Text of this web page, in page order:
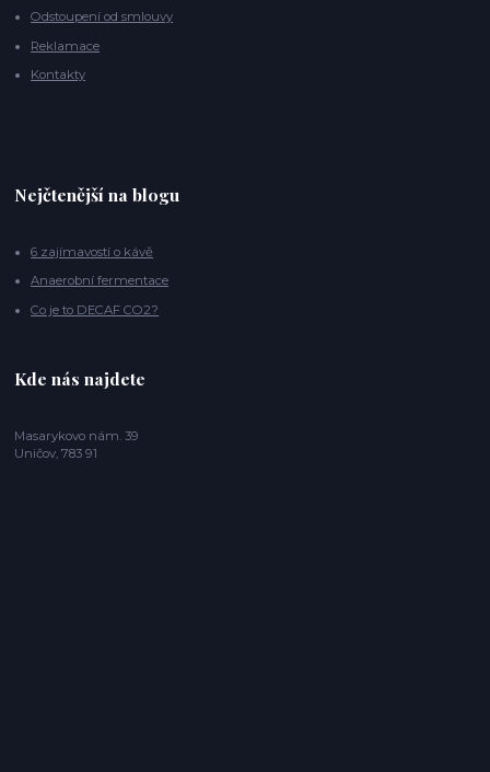
Odstoupení od smlouvy
Reklamace
Kontakty
Nejčtenější na blogu
6 zajímavostí o kávě
Anaerobní fermentace
Co je to DECAF CO2?
Kde nás najdete
Masarykovo nám. 39
Uničov, 783 91